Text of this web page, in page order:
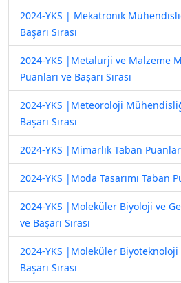
2024-YKS | Mekatronik
Başarı Sırası
2024-YKS |Metalurji ve Malzeme
Puanları ve Başarı Sırası
2024-YKS |Meteoroloji
Başarı Sırası
2024-YKS |Mimarlık Taban
2024-YKS |Moda Tasarımı Taban
2024-YKS |Moleküler Biyoloji ve
ve Başarı Sırası
2024-YKS |Moleküler Biyoteknoloji
Başarı Sırası